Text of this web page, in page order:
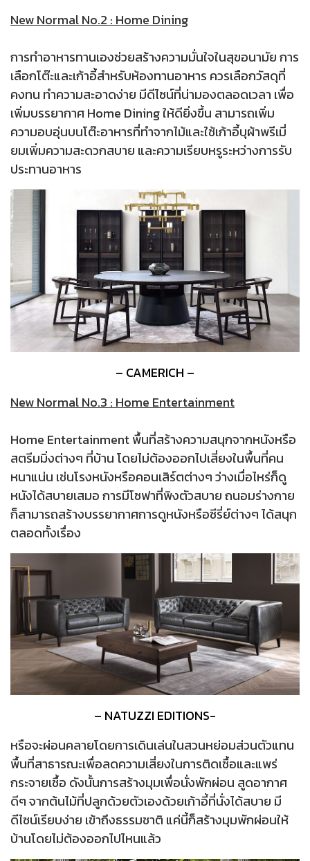
New Normal No.2 : Home Dining
การทำอาหารทานเองช่วยสร้างความมั่นใจในสุขอนามัย การ
เลือกโต๊ะและเก้าอี้สำหรับห้องทานอาหาร ควรเลือกวัสดุที่
คงทน ทำความสะอาดง่าย มีดีไซน์ที่น่ามองตลอดเวลา เพื่อ
เพิ่มบรรยากาศ Home Dining ให้ดียิ่งขึ้น สามารถเพิ่ม
ความอบอุ่นบนโต๊ะอาหารที่ทำจากไม้และใช้เก้าอี้บุผ้าพรีเมี่
ยมเพิ่มความสะดวกสบาย และความเรียบหรูระหว่างการรับ
ประทานอาหาร
– CAMERICH –
New Normal No.3 : Home Entertainment
Home Entertainment พื้นที่สร้างความสนุกจากหนังหรือ
สตรีมมิ่งต่างๆ ที่บ้าน โดยไม่ต้องออกไปเสี่ยงในพื้นที่คน
หนาแน่น เช่นโรงหนังหรือคอนเสิร์ตต่างๆ ว่างเมื่อไหร่ก็ดู
หนังได้สบายเสมอ การมีโซฟาที่พิงตัวสบาย ถนอมร่างกาย
ก็สามารถสร้างบรรยากาศการดูหนังหรือซีรี่ย์ต่างๆ ได้สนุก
ตลอดทั้งเรื่อง
– NATUZZI EDITIONS-
หรือจะผ่อนคลายโดยการเดินเล่นในสวนหย่อมส่วนตัวแทน
พื้นที่สาธารณะเพื่อลดความเสี่ยงในการติดเชื้อและแพร่
กระจายเชื้อ ดังนั้นการสร้างมุมเพื่อนั่งพักผ่อน สูดอากาศ
ดีๆ จากต้นไม้ที่ปลูกด้วยตัวเองด้วยเก้าอี้ที่นั่งได้สบาย มี
ดีไซน์เรียบง่าย เข้าถึงธรรมชาติ แค่นี้ก็สร้างมุมพักผ่อนให้
บ้านโดยไม่ต้องออกไปไหนแล้ว